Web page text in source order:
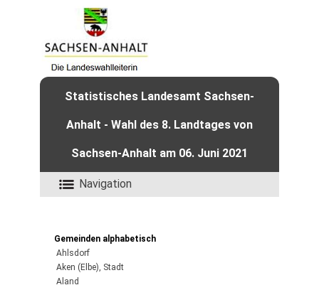
Statistisches Landesamt Sachsen-
Anhalt - Wahl des 8. Landtages von
Sachsen-Anhalt am 06. Juni 2021
Navigation
Gemeinden alphabetisch
Ahlsdorf
Aken (Elbe), Stadt
Aland